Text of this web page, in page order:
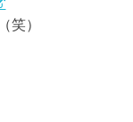
笑）